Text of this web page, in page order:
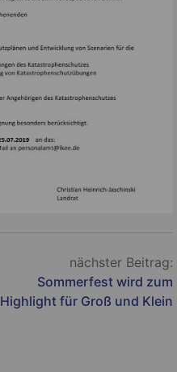
nächster Beitrag:
Sommerfest wird zum
Highlight für Groß und Klein